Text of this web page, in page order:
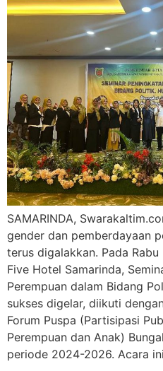
SAMARINDA,
gender dan pemberdayaan
terus digalakkan. Pada
Five Hotel Samarinda,
Perempuan dalam Bidang
sukses digelar, diikuti
Forum Puspa (Partisipasi
Perempuan dan Anak)
periode 2024-2026. Acara